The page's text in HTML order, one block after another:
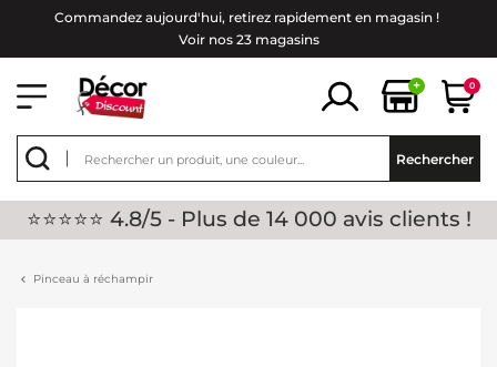
Commandez aujourd'hui, retirez rapidement en magasin !
Voir nos 23 magasins
+ 0
Rechercher
⭐⭐⭐⭐⭐ 4.8/5 - Plus de 14 000 avis clients !
Pinceau à réchampir